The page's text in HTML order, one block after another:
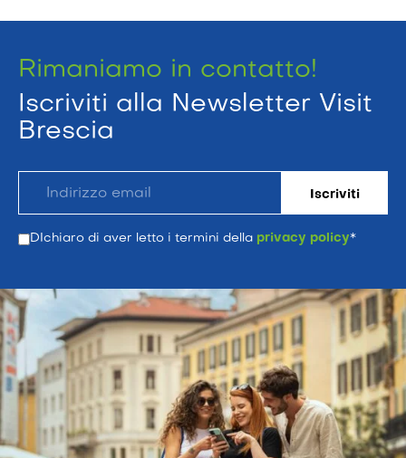
Rimaniamo in contatto!
Iscriviti alla Newsletter Visit
Brescia
DIchiaro di aver letto i termini della privacy policy*